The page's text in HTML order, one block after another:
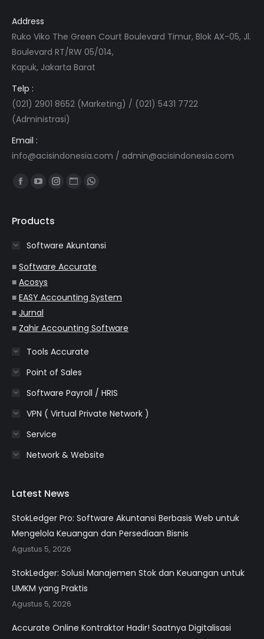
Address
Ruko Viko The Green Court Boulevard Timur, Blok AX-05, Jl.
Boulevard RT/RW 05/014,
Kapuk, Jakarta Barat
Telp :
(021) 2901 8652 (Marketing) / (021) 5431 7722
(Administrasi)
Email :
info@acisindonesia.com / admin@acisindonesia.com
Find us on:
Facebook
opens
new
window
YouTube
opens
new
window
Instagram
new
window
Website
new
window
Whatsapp
new
window
Products
Software Akuntansi
■ Software Accurate
■ Acosys
■ EASY Accounting System
■ Jurnal
■ Zahir Accounting Software
Tools Accurate
Point of Sales
Software Payroll / HRIS
VPN ( Virtual Private Network )
Service
Network & Website
Latest News
StokLedger Pro: Software Akuntansi Berbasis Web untuk
Mengelola Keuangan dan Persediaan Bisnis
Agustus 5, 2026
StokLedger: Solusi Manajemen Stok dan Keuangan untuk
UMKM yang Praktis
Agustus 5, 2026
Accurate Online Kontraktor Hadir! Saatnya Digitalisasi